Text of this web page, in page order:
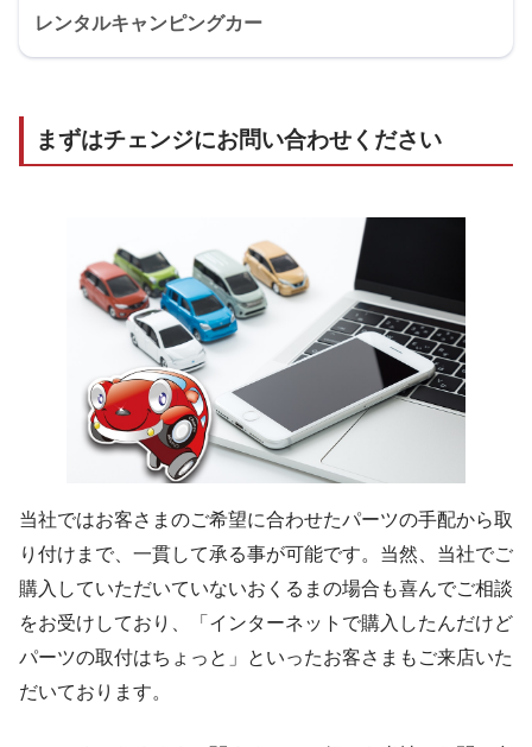
レンタルキャンピングカー
まずはチェンジにお問い合わせください
当社ではお客さまのご希望に合わせたパーツの手配から取
り付けまで、一貫して承る事が可能です。当然、当社でご
購入していただいていないおくるまの場合も喜んでご相談
をお受けしており、「インターネットで購入したんだけど
パーツの取付はちょっと」といったお客さまもご来店いた
だいております。